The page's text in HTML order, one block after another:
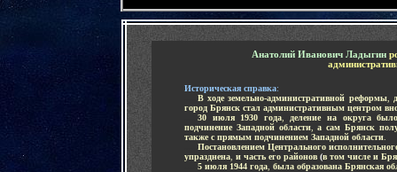
Анатолий Иванович Ладыгин
Историческая справка:
В ходе земельно-административной реформы,
город Брянск стал административным центром
30 июля 1930 года, деление на округа
подчинение Западной области,а сам Брянск
также с прямым подчинением Западной области
Постановлением Центрального
упразднена и часть его районов (в том числе и
5 июля 1944 года была образована Брянская